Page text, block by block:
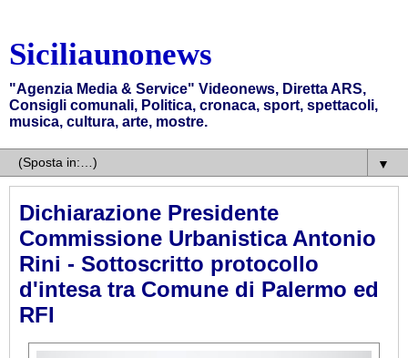
Siciliaunonews
"Agenzia Media & Service" Videonews, Diretta ARS,
Consigli comunali, Politica, cronaca, sport, spettacoli,
musica, cultura, arte, mostre.
▼
Dichiarazione Presidente
Commissione Urbanistica Antonio
Rini - Sottoscritto protocollo
d'intesa tra Comune di Palermo ed
RFI